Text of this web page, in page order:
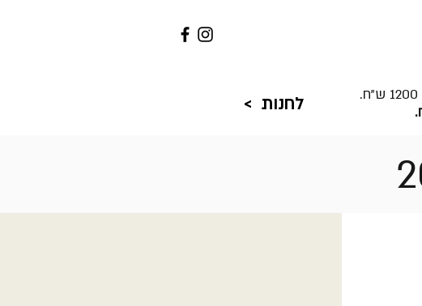
לחנות >